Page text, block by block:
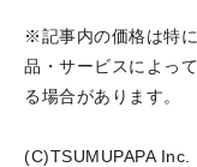
※記事内の価格は特
品・サービスによっ
る場合があります。
(C)TSUMUPAPA Inc.